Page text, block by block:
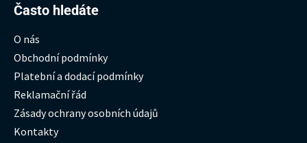
Často hledáte
O nás
Obchodní podmínky
Platební a dodací podmínky
Reklamační řád
Zásady ochrany osobních údajů
Kontakty
Hledat: